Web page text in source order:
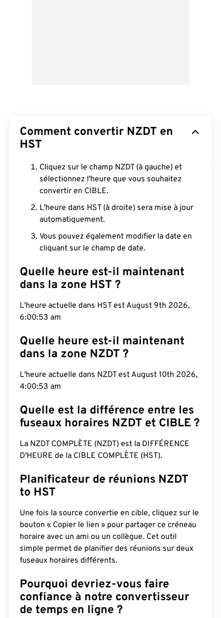
Comment convertir NZDT en
HST
Cliquez sur le champ NZDT (à gauche) et
sélectionnez l'heure que vous souhaitez
convertir en CIBLE.
L'heure dans HST (à droite) sera mise à jour
automatiquement.
Vous pouvez également modifier la date en
cliquant sur le champ de date.
Quelle heure est-il maintenant
dans la zone HST ?
L'heure actuelle dans HST est August 9th 2026,
6:00:54 am
Quelle heure est-il maintenant
dans la zone NZDT ?
L'heure actuelle dans NZDT est August 10th 2026,
4:00:54 am
Quelle est la différence entre les
fuseaux horaires NZDT et CIBLE ?
La NZDT COMPLÈTE (NZDT) est la DIFFÉRENCE
D'HEURE de la CIBLE COMPLÈTE (HST).
Planificateur de réunions NZDT
to HST
Une fois la source convertie en cible, cliquez sur le
bouton « Copier le lien » pour partager ce créneau
horaire avec un ami ou un collègue. Cet outil
simple permet de planifier des réunions sur deux
fuseaux horaires différents.
Pourquoi devriez-vous faire
confiance à notre convertisseur
de temps en ligne ?